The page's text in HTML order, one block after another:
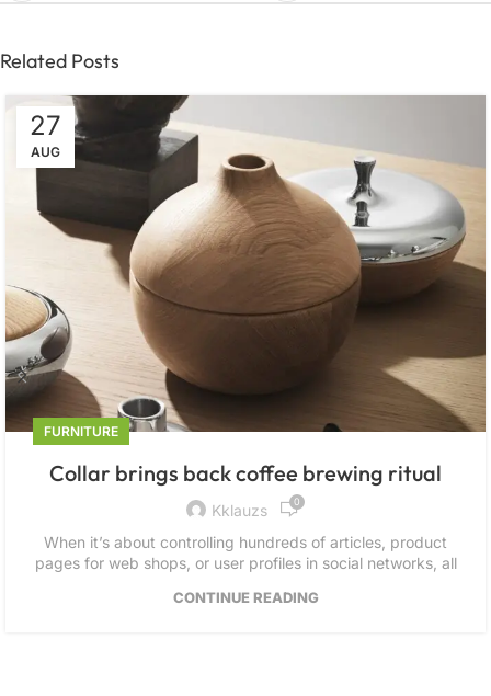
Related Posts
27
AUG
FURNITURE
Collar brings back coffee brewing ritual
Kklauzs 0
When it’s about controlling hundreds of articles, product
pages for web shops, or user profiles in social networks, all
CONTINUE READING